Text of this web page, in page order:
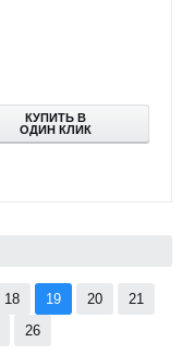
КУПИТЬ В
ОДИН КЛИК
18 19 20
21
26